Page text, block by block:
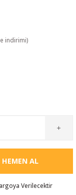
indirimi)
+
HEMEN AL
Verilecektir